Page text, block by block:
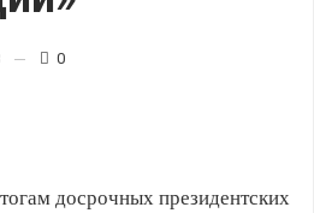
0
досрочных президентских